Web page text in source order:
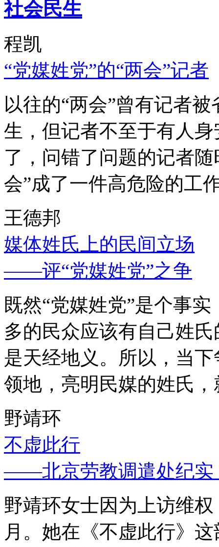
社会民生
程凯
“党媒姓党”的“两会”记者
以往的“两会”曾有记者
生，但记者不至于有人
了，问错了问题的记者
会”成了一件高危险的工
王德邦
媒体姓氏上的民间立场
——评“党媒姓党”之争
既然“党媒姓党”是个事
多的民众应该有自己姓
是天经地义。所以，当
领地，亮明民媒的姓氏
野靖环
不虚此行
——北京劳教调遣处纪实
野靖环女士因为上访维
月。她在《不虚此行》